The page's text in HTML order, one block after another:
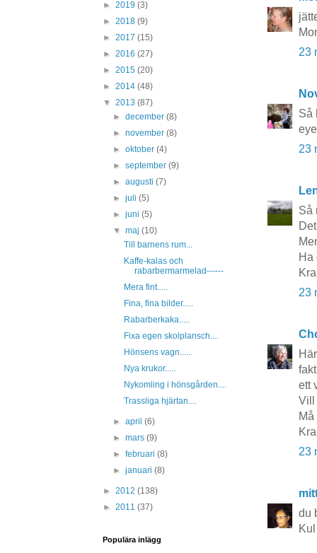
23
Så
23
Så
Ha
23
ett
Vill
Må
23
du
► 2019 (3)
► 2018 (9)
► 2017 (15)
► 2016 (27)
► 2015 (20)
► 2014 (48)
▼ 2013 (87)
►december(8)
►november(8)
►oktober(4)
►september(9)
►augusti(7)
►juli(5)
►juni(5)
▼maj(10)
Till barnens rum...
Kaffe-kalas och
rabarbermarmelad------
Mera fint.....
Fina, fina bilder.....
Rabarberkaka.....
Fixa egen skolplansch....
Hönsens vagn......
Nya krukor.....
Nykomling i hönsgården....
Trassliga hjärtan....
►april(6)
►mars(9)
►februari(8)
►januari(8)
► 2012 (138)
► 2011 (37)
Populära inlägg